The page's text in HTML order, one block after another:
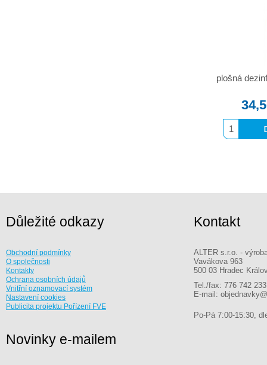
plošná
Důležité odkazy
Obchodní podmínky
O společnosti
Kontakty
Ochrana osobních údajů
Vnitřní oznamovací systém
Nastavení cookies
Publicita projektu Pořízení FVE
Kontakt
ALTER s.r.o. -
Vavákova 963
500 03 Hradec
Tel./fax: 776 742 233
E-mail:
Po-Pá 7:00-15:30,
Novinky e-mailem